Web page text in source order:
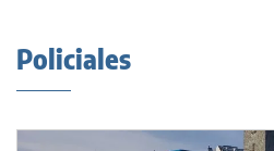
Policiales